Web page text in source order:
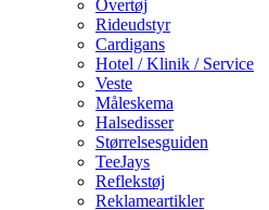
Overtøj
Rideudstyr
Cardigans
Hotel / Klinik / Service
Veste
Måleskema
Halsedisser
Størrelsesguiden
TeeJays
Reflekstøj
Reklameartikler